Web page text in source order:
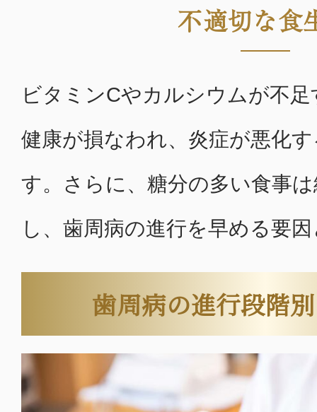
不適切な食
ビタミンCやカルシウムが不
健康が損なわれ、炎症が悪化
す。さらに、糖分の多い食事
し、歯周病の進行を早める要
歯周病の進行段階